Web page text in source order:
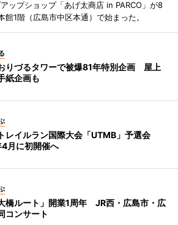
ップショップ「あげ太商店 in PARCO」が8
館1階（広島市中区本通）で始まった。
りづるタワーで被爆81年特別企画 屋上
紙企画も
レイルラン国際大会「UTMB」予選会
月に初開催へ
橋ルート」開業1周年 JR西・広島市・広
コンサート